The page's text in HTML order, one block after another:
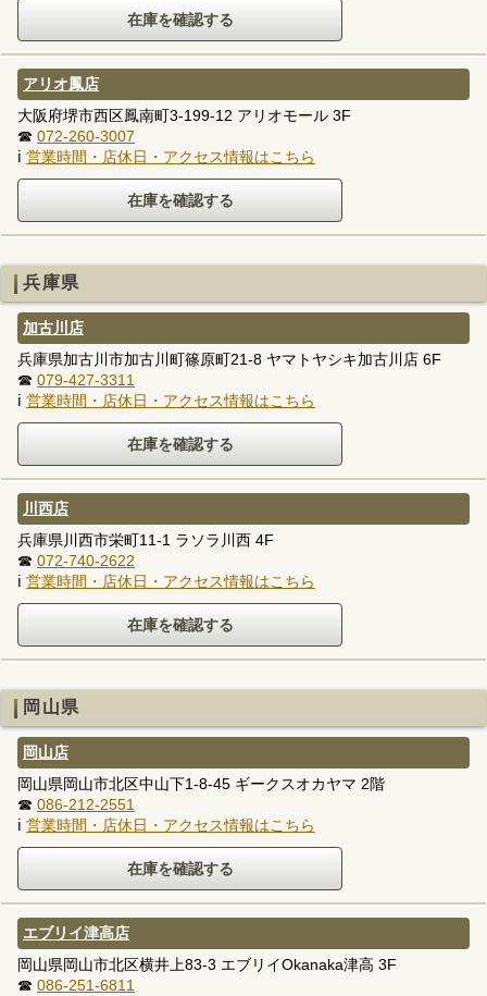
アリオ鳳店
大阪府堺市西区鳳南町3-199-12 アリオモール 3F
☎ 072-260-3007
ℹ 営業時間・店休日・アクセス情報はこちら
兵庫県
加古川店
兵庫県加古川市加古川町篠原町21-8 ヤマトヤシキ加古川店 6F
☎ 079-427-3311
ℹ 営業時間・店休日・アクセス情報はこちら
川西店
兵庫県川西市栄町11-1 ラソラ川西 4F
☎ 072-740-2622
ℹ 営業時間・店休日・アクセス情報はこちら
岡山県
岡山店
岡山県岡山市北区中山下1-8-45 ギークスオカヤマ 2階
☎ 086-212-2551
ℹ 営業時間・店休日・アクセス情報はこちら
エブリイ津高店
岡山県岡山市北区横井上83-3 エブリイOkanaka津高 3F
☎ 086-251-6811